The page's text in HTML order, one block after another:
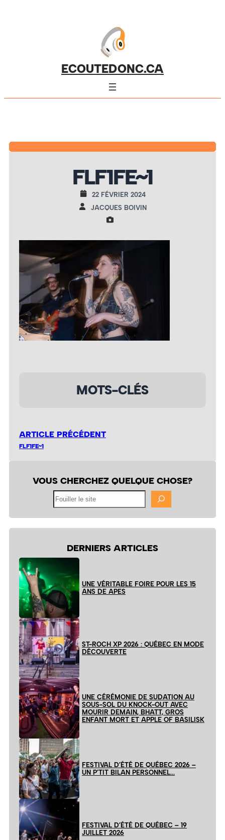
ECOUTEDONC.CA
FLF1FE~1
22 FÉVRIER 2024
JACQUES BOIVIN
MOTS-CLÉS
ARTICLE PRÉCÉDENT
FLF1FE~1
VOUS CHERCHEZ QUELQUE CHOSE?
DERNIERS ARTICLES
UNE VÉRITABLE FOIRE POUR LES 15
ANS DE APES
ST-ROCH XP 2026 : QUÉBEC EN MODE
DÉCOUVERTE
UNE CÉRÉMONIE DE SUDATION AU
SOUS-SOL DU KNOCK-OUT AVEC
MOURIR DEMAIN, BHATT, GROS
ENFANT MORT ET APPLE OF BASILISK
FESTIVAL D’ÉTÉ DE QUÉBEC 2026 –
UN P’TIT BILAN PERSONNEL…
FESTIVAL D’ÉTÉ DE QUÉBEC – 19
JUILLET 2026